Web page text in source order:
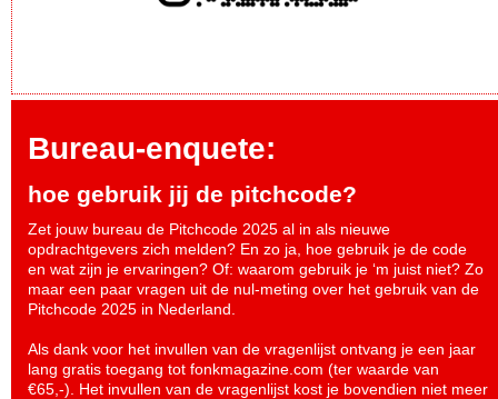
Bureau-enquete:
hoe gebruik jij de pitchcode?
Zet jouw bureau de Pitchcode 2025 al in als nieuwe
opdrachtgevers zich melden? En zo ja, hoe gebruik je de code
en wat zijn je ervaringen? Of: waarom gebruik je ‘m juist niet? Zo
maar een paar vragen uit de nul-meting over het gebruik van de
Pitchcode 2025 in Nederland.
Als dank voor het invullen van de vragenlijst ontvang je een jaar
lang gratis toegang tot fonkmagazine.com (ter waarde van
€65,-). Het invullen van de vragenlijst kost je bovendien niet meer